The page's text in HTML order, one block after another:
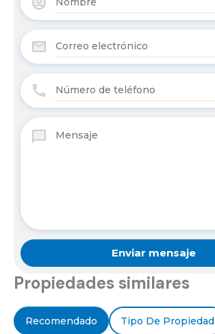
Propiedades similares
Recomendado Tipo De Propiedad